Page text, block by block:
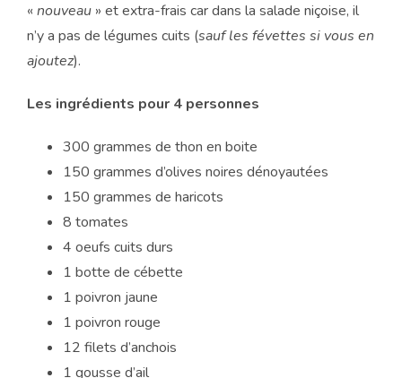
« nouveau » et extra-frais car dans la salade niçoise, il
n’y a pas de légumes cuits (sauf les févettes si vous en
ajoutez).
Les ingrédients pour 4 personnes
300 grammes de thon en boite
150 grammes d’olives noires dénoyautées
150 grammes de haricots
8 tomates
4 oeufs cuits durs
1 botte de cébette
1 poivron jaune
1 poivron rouge
12 filets d’anchois
1 gousse d’ail